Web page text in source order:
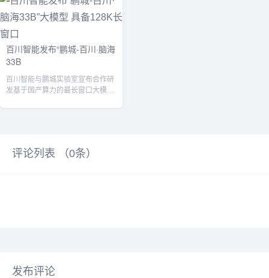
百川智能发布“鹏城-百川·脑海
33B
百川智能与鹏城实验室宣布合作研
发基于国产算力的最长窗口大模
评论列表 （0条）
发布评论